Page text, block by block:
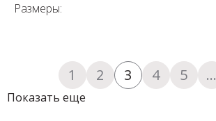
Размеры:
1 2 3 4 5 ...
Показать еще